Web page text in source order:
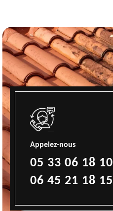
Appelez-nous
05 33 06 18 10
06 45 21 18 15